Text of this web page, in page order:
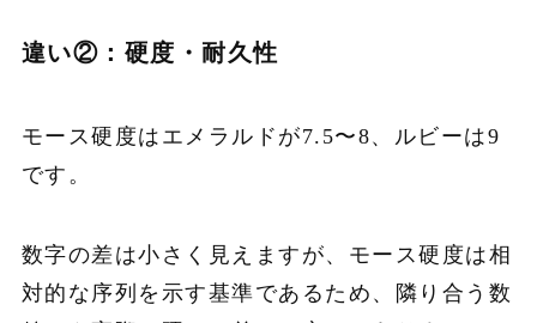
違い②：硬度・耐久性
モース硬度はエメラルドが7.5〜8、ルビーは9
です。
数字の差は小さく見えますが、モース硬度は相
対的な序列を示す基準であるため、隣り合う数